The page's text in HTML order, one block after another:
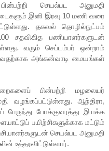
செயல்பட அனுமதி
இனி இரவு 10 மணி வரை
தகவல் தொழில்நுட்பம்
சதவிகித பணியாளர்களுடன்
வரும் செப்டம்பர் ஒன்றாம்
அங்கன்வாடி மையங்கள்
பின்பற்றி மழலையர்
வழங்கப்பட்டுள்ளது. ஆந்திரா,
பேருந்து போக்குவரத்து இயக்க
பயிற்சிகளுக்காக மட்டும்
செயல்பட அனுமதி
உத்தரவிட்டுள்ளார்.